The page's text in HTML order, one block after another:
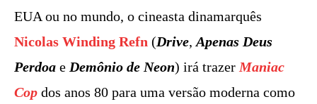
EUA ou no mundo, o cineasta dinamarquês
Nicolas Winding Refn (Drive, Apenas Deus
Perdoa e Demônio de Neon) irá trazer Maniac
Cop dos anos 80 para uma versão moderna como